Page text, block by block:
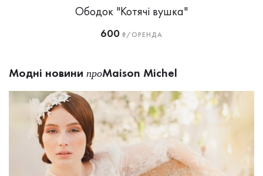
Ободок "Котячі вушка"
600 ₴/ОРЕНДА
Модні новини проMaison Michel